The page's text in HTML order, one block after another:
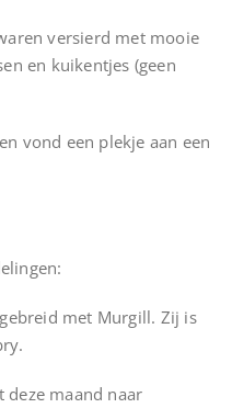
versierd met mooie
en kuikentjes (geen
vond een plekje aan een
met Murgill. Zij is
deze maand naar